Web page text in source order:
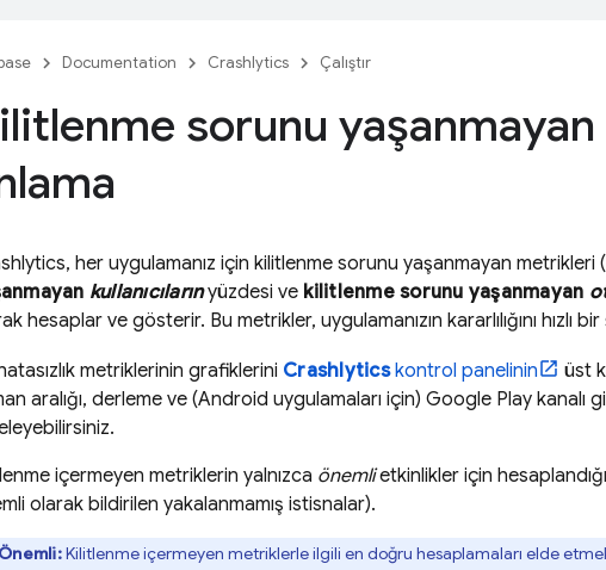
Documentation Crashlytics Çalıştır
sorunu
, her uygulamanız için kilitlenme sorunu yaşanmayan metrikleri
kullanıcılarınyüzdesi ve kilitlenme sorunu yaşanmayan
hesaplar ve gösterir. Bu metrikler, uygulamanızın kararlılığını hızlı
metriklerinin grafiklerini Crashlyticskontrol panelinin
üst
aralığı, derleme ve (Android uygulamaları için) Google Play kanalı
içermeyen metriklerin yalnızca önemlietkinlikler için
olarak bildirilen yakalanmamış istisnalar).
Önemli:Kilitlenme içermeyen metriklerle ilgili en doğru hesaplamaları elde